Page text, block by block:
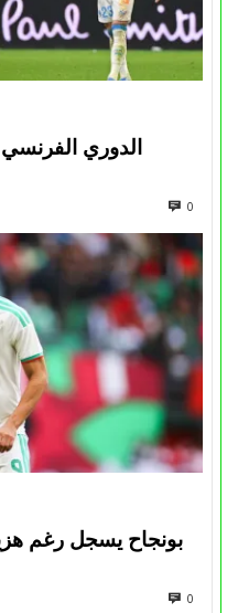
الدوري
0
بونجاح يسجل رغم
0